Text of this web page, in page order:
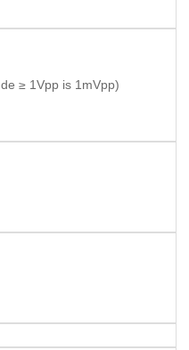
≥ 1Vpp is 1mVpp)